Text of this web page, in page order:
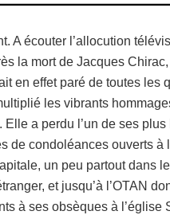
A écouter l’allocution
la mort de Jacques
en effet paré de toutes
les vibrants
a perdu l’un de ses
de condoléances ouverts
un peu partout dans
et jusqu’à l’OTAN
à ses obsèques à